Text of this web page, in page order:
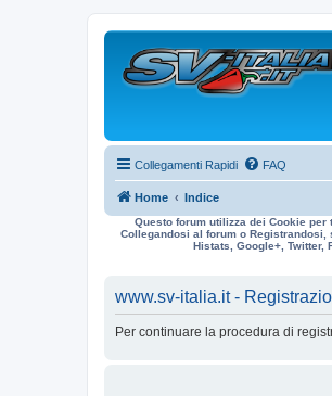
Collegamenti Rapidi FAQ
Home Indice
Questo forum utilizza dei Cookie
Collegandosi al forum o
Histats, Google+,
www.sv-italia.it -
Per continuare la procedura di